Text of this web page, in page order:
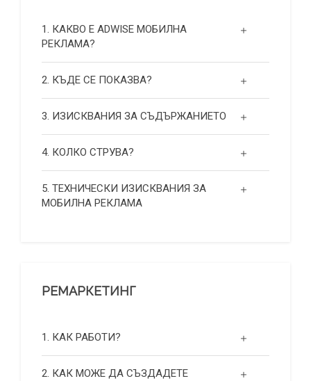
1. КАКВО Е ADWISE МОБИЛНА
РЕКЛАМА?
2. КЪДЕ СЕ ПОКАЗВА?
3. ИЗИСКВАНИЯ ЗА СЪДЪРЖАНИЕТО
4. КОЛКО СТРУВА?
5. ТЕХНИЧЕСКИ ИЗИСКВАНИЯ ЗА
МОБИЛНА РЕКЛАМА
РЕМАРКЕТИНГ
1. КАК РАБОТИ?
2. КАК МОЖЕ ДА СЪЗДАДЕТЕ